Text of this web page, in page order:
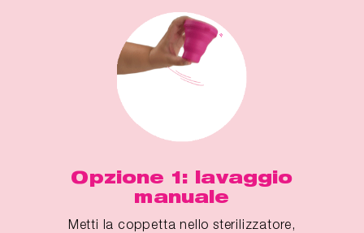
Opzione 1: lavaggio
manuale
Metti la coppetta nello sterilizzatore,